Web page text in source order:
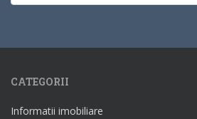
CATEGORII
Informatii imobiliare